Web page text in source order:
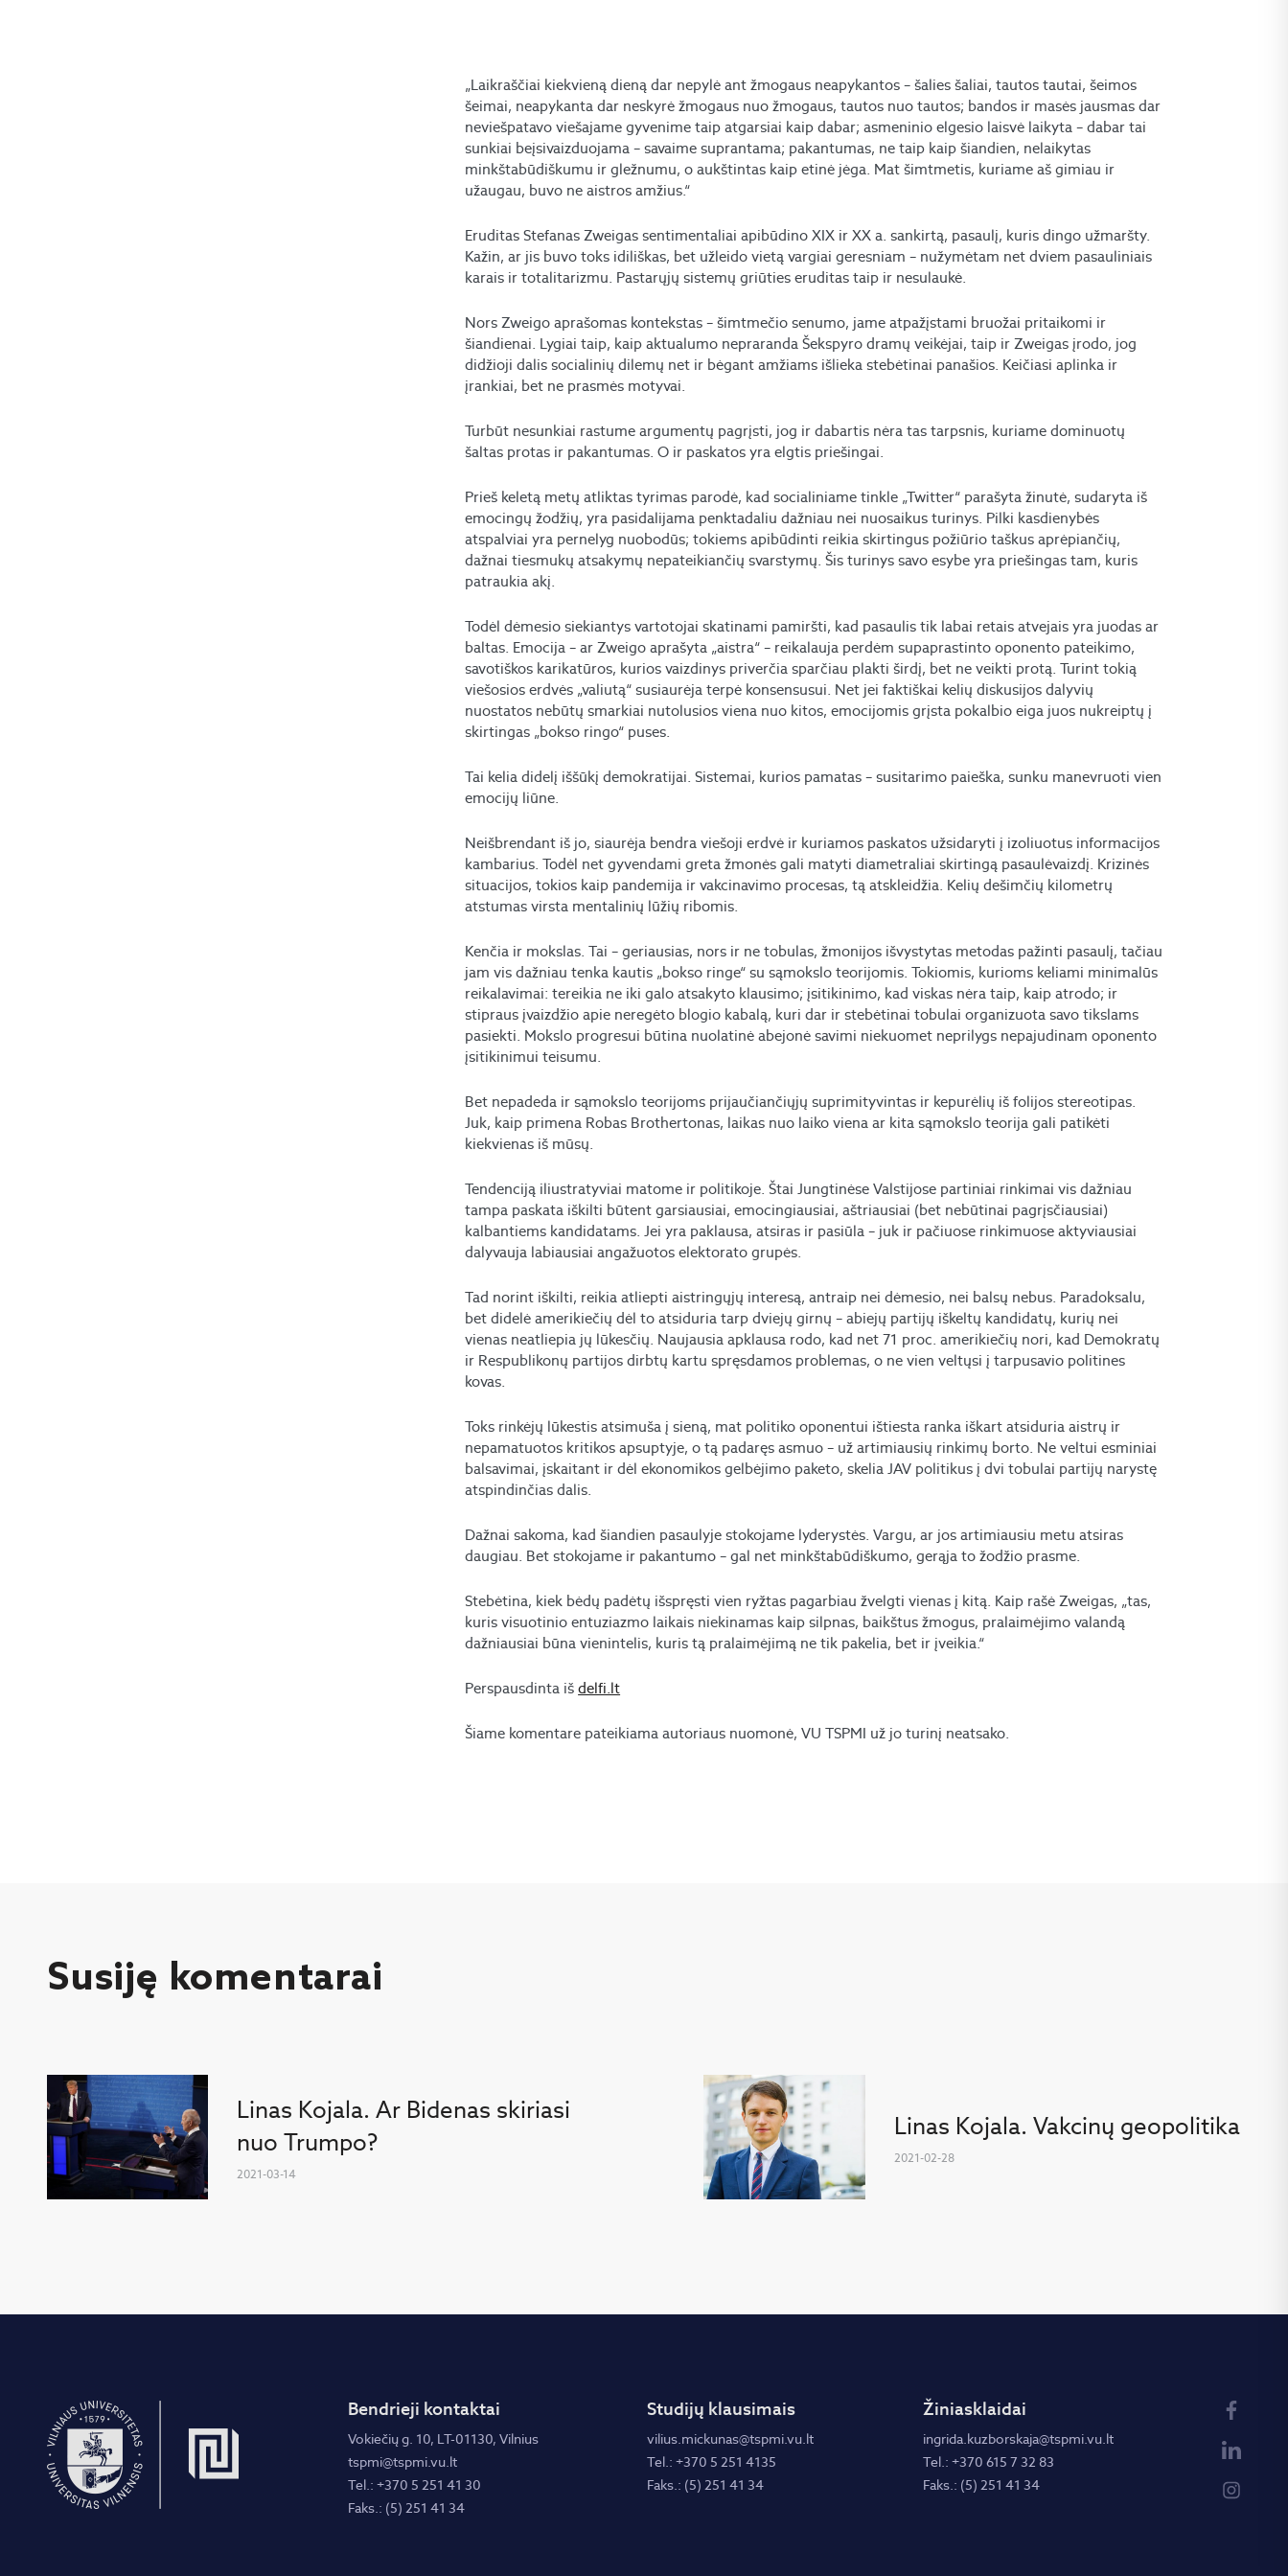
„Laikraščiai kiekvieną dieną dar nepylė ant žmogaus neapykantos – šalies šaliai, tautos tautai, šeimos
šeimai, neapykanta dar neskyrė žmogaus nuo žmogaus, tautos nuo tautos; bandos ir masės jausmas dar
neviešpatavo viešajame gyvenime taip atgarsiai kaip dabar; asmeninio elgesio laisvė laikyta – dabar tai
sunkiai beįsivaizduojama – savaime suprantama; pakantumas, ne taip kaip šiandien, nelaikytas
minkštabūdiškumu ir gležnumu, o aukštintas kaip etinė jėga. Mat šimtmetis, kuriame aš gimiau ir
užaugau, buvo ne aistros amžius.“
Eruditas Stefanas Zweigas sentimentaliai apibūdino XIX ir XX a. sankirtą, pasaulį, kuris dingo užmaršty.
Kažin, ar jis buvo toks idiliškas, bet užleido vietą vargiai geresniam – nužymėtam net dviem pasauliniais
karais ir totalitarizmu. Pastarųjų sistemų griūties eruditas taip ir nesulaukė.
Nors Zweigo aprašomas kontekstas – šimtmečio senumo, jame atpažįstami bruožai pritaikomi ir
šiandienai. Lygiai taip, kaip aktualumo nepraranda Šekspyro dramų veikėjai, taip ir Zweigas įrodo, jog
didžioji dalis socialinių dilemų net ir bėgant amžiams išlieka stebėtinai panašios. Keičiasi aplinka ir
įrankiai, bet ne prasmės motyvai.
Turbūt nesunkiai rastume argumentų pagrįsti, jog ir dabartis nėra tas tarpsnis, kuriame dominuotų
šaltas protas ir pakantumas. O ir paskatos yra elgtis priešingai.
Prieš keletą metų atliktas tyrimas parodė, kad socialiniame tinkle „Twitter“ parašyta žinutė, sudaryta iš
emocingų žodžių, yra pasidalijama penktadaliu dažniau nei nuosaikus turinys. Pilki kasdienybės
atspalviai yra pernelyg nuobodūs; tokiems apibūdinti reikia skirtingus požiūrio taškus aprėpiančių,
dažnai tiesmukų atsakymų nepateikiančių svarstymų. Šis turinys savo esybe yra priešingas tam, kuris
patraukia akį.
Todėl dėmesio siekiantys vartotojai skatinami pamiršti, kad pasaulis tik labai retais atvejais yra juodas ar
baltas. Emocija – ar Zweigo aprašyta „aistra“ – reikalauja perdėm supaprastinto oponento pateikimo,
savotiškos karikatūros, kurios vaizdinys priverčia sparčiau plakti širdį, bet ne veikti protą. Turint tokią
viešosios erdvės „valiutą“ susiaurėja terpė konsensusui. Net jei faktiškai kelių diskusijos dalyvių
nuostatos nebūtų smarkiai nutolusios viena nuo kitos, emocijomis grįsta pokalbio eiga juos nukreiptų į
skirtingas „bokso ringo“ puses.
Tai kelia didelį iššūkį demokratijai. Sistemai, kurios pamatas – susitarimo paieška, sunku manevruoti vien
emocijų liūne.
Neišbrendant iš jo, siaurėja bendra viešoji erdvė ir kuriamos paskatos užsidaryti į izoliuotus informacijos
kambarius. Todėl net gyvendami greta žmonės gali matyti diametraliai skirtingą pasaulėvaizdį. Krizinės
situacijos, tokios kaip pandemija ir vakcinavimo procesas, tą atskleidžia. Kelių dešimčių kilometrų
atstumas virsta mentalinių lūžių ribomis.
Kenčia ir mokslas. Tai – geriausias, nors ir ne tobulas, žmonijos išvystytas metodas pažinti pasaulį, tačiau
jam vis dažniau tenka kautis „bokso ringe“ su sąmokslo teorijomis. Tokiomis, kurioms keliami minimalūs
reikalavimai: tereikia ne iki galo atsakyto klausimo; įsitikinimo, kad viskas nėra taip, kaip atrodo; ir
stipraus įvaizdžio apie neregėto blogio kabalą, kuri dar ir stebėtinai tobulai organizuota savo tikslams
pasiekti. Mokslo progresui būtina nuolatinė abejonė savimi niekuomet neprilygs nepajudinam oponento
įsitikinimui teisumu.
Bet nepadeda ir sąmokslo teorijoms prijaučiančiųjų suprimityvintas ir kepurėlių iš folijos stereotipas.
Juk, kaip primena Robas Brothertonas, laikas nuo laiko viena ar kita sąmokslo teorija gali patikėti
kiekvienas iš mūsų.
Tendenciją iliustratyviai matome ir politikoje. Štai Jungtinėse Valstijose partiniai rinkimai vis dažniau
tampa paskata iškilti būtent garsiausiai, emocingiausiai, aštriausiai (bet nebūtinai pagrįsčiausiai)
kalbantiems kandidatams. Jei yra paklausa, atsiras ir pasiūla – juk ir pačiuose rinkimuose aktyviausiai
dalyvauja labiausiai angažuotos elektorato grupės.
Tad norint iškilti, reikia atliepti aistringųjų interesą, antraip nei dėmesio, nei balsų nebus. Paradoksalu,
bet didelė amerikiečių dėl to atsiduria tarp dviejų girnų – abiejų partijų iškeltų kandidatų, kurių nei
vienas neatliepia jų lūkesčių. Naujausia apklausa rodo, kad net 71 proc. amerikiečių nori, kad Demokratų
ir Respublikonų partijos dirbtų kartu spręsdamos problemas, o ne vien veltųsi į tarpusavio politines
kovas.
Toks rinkėjų lūkestis atsimuša į sieną, mat politiko oponentui ištiesta ranka iškart atsiduria aistrų ir
nepamatuotos kritikos apsuptyje, o tą padaręs asmuo – už artimiausių rinkimų borto. Ne veltui esminiai
balsavimai, įskaitant ir dėl ekonomikos gelbėjimo paketo, skelia JAV politikus į dvi tobulai partijų narystę
atspindinčias dalis.
Dažnai sakoma, kad šiandien pasaulyje stokojame lyderystės. Vargu, ar jos artimiausiu metu atsiras
daugiau. Bet stokojame ir pakantumo – gal net minkštabūdiškumo, gerąja to žodžio prasme.
Stebėtina, kiek bėdų padėtų išspręsti vien ryžtas pagarbiau žvelgti vienas į kitą. Kaip rašė Zweigas, „tas,
kuris visuotinio entuziazmo laikais niekinamas kaip silpnas, baikštus žmogus, pralaimėjimo valandą
dažniausiai būna vienintelis, kuris tą pralaimėjimą ne tik pakelia, bet ir įveikia.“
Perspausdinta išdelfi.lt
Šiame komentare pateikiama autoriaus nuomonė, VU TSPMI už jo turinį neatsako.
Susiję komentarai
Linas Kojala. Ar Bidenas skiriasi
nuo Trumpo?
2021-03-14
Linas Kojala. Vakcinų geopolitika
2021-02-28
Bendrieji kontaktai
Vokiečių g. 10, LT-01130, Vilnius
tspmi@tspmi.vu.lt
Tel.: +370 5 251 41 30
Faks.: (5) 251 41 34
Studijų klausimais
vilius.mickunas@tspmi.vu.lt
Tel.: +370 5 251 4135
Faks.: (5) 251 41 34
Žiniasklaidai
ingrida.kuzborskaja@tspmi.vu.lt
Tel.: +370 615 7 32 83
Faks.: (5) 251 41 34